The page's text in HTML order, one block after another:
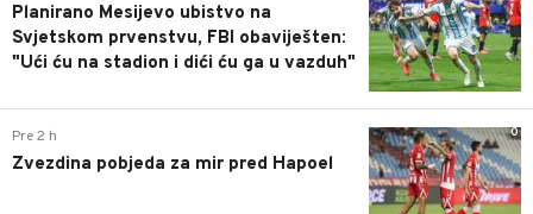
Planirano Mesijevo ubistvo na
Svjetskom prvenstvu, FBI obaviješten:
"Ući ću na stadion i dići ću ga u vazduh"
0
Pre 2 h
Zvezdina pobjeda za mir pred Hapoel